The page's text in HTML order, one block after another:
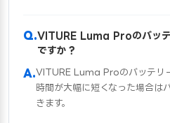
VITURE Luma Proのバッテ
ですか？
VITURE Luma Proのバッテリ
時間が大幅に短くなった場合は
きます。